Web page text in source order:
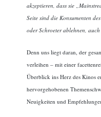
akzeptieren, dass sie
Seite sind die Konsumenten
oder Schroeter ablehnen,
Denn uns liegt daran, der
verleihen – mit einer
Überblick ins Herz des Kinos
hervorgehobenen
Neuigkeiten und